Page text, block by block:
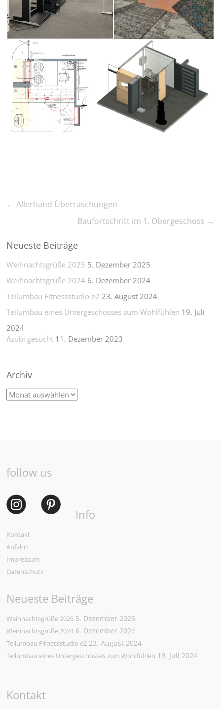
← Allerhand Überraschungen
Baufortschritt im 1. Obergeschoss →
Neueste Beiträge
Weihnachtsgrüße 2025 5. Dezember 2025
Weihnachtsgrüße 2024 6. Dezember 2024
Teilumbau Fitnessstudio e2 23. August 2024
Teilumbau eines Untergeschosses zum Wohlfühlen 19. Juli
2024
Azubi gesucht 11. Dezember 2023
Archiv
follow us
Info
Kontakt
Anfahrt
Impressum
Datenschutz
Neueste Beiträge
Weihnachtsgrüße 2025 5. Dezember 2025
Weihnachtsgrüße 2024 6. Dezember 2024
Teilumbau Fitnessstudio e2 23. August 2024
Teilumbau eines Untergeschosses zum Wohlfühlen 19. Juli 2024
Kontakt